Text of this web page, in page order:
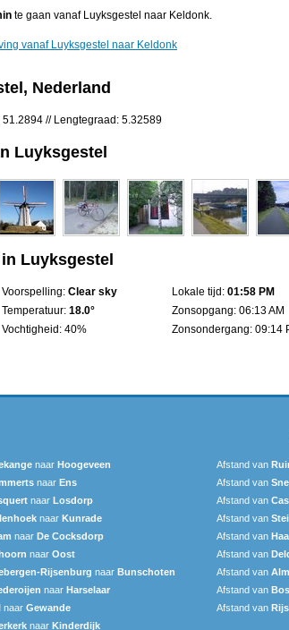
te gaan vanaf Luyksgestel naar Keldonk.
vanaf Luyksgestel naar Keldonk
Nederland
51.2894 // Lengtegraad: 5.32589
Luyksgestel
Luyksgestel
Voorspelling: Clear sky
Temperatuur: 18.0°
Vochtigheid: 40%
Lokale tijd: 01:58 PM
Zonsopgang: 06:13 AM
Zonsondergang: 09:14
naar Hoogeveen Afstand van
naar Ens Afstand van
naar Losdorp Afstand van
naar Kunrade Afstand van
naar De Cocksdorp Afstand van
naar Oost Afstand van
Rijsenburg naar Bunschoten Afstand van
naar Harselaar Afstand van
naar Gewande Afstand van
naar Kinderdijk